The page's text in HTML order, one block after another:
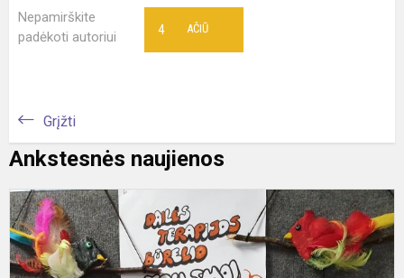
Nepamirškite
padėkoti autoriui
AČIŪ
4
Grįžti
Ankstesnės naujienos